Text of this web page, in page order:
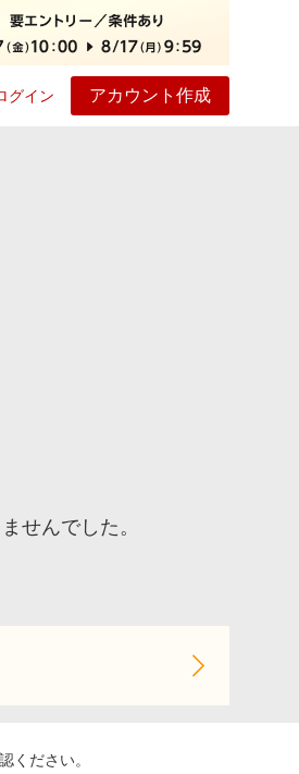
グイン アカウント作成
せんでした。
ください。